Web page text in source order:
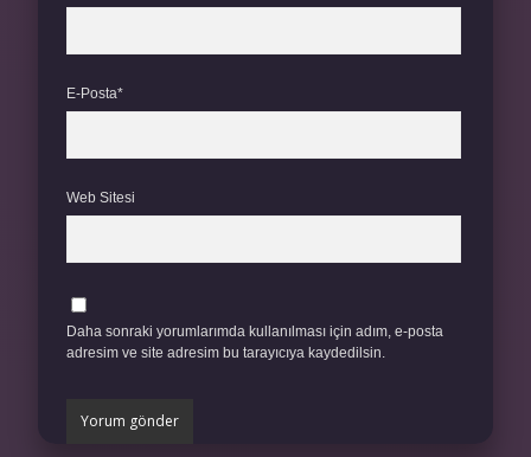
E-Posta*
Web Sitesi
Daha sonraki yorumlarımda kullanılması için adım, e-posta
adresim ve site adresim bu tarayıcıya kaydedilsin.